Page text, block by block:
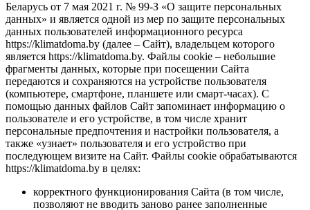
Беларусь от 7 мая 2021 г. № 99-З «О защите персональных
данных» и является одной из мер по защите персональных
данных пользователей информационного ресурса
https://klimatdoma.by (далее – Сайт), владельцем которого
является https://klimatdoma.by. Файлы cookie – небольшие
фрагменты данных, которые при посещении Сайта
передаются и сохраняются на устройстве пользователя
(компьютере, смартфоне, планшете или смарт-часах). С
помощью данных файлов Сайт запоминает информацию о
пользователе и его устройстве, в том числе хранит
персональные предпочтения и настройки пользователя, а
также «узнает» пользователя и его устройство при
последующем визите на Сайт. Файлы cookie обрабатываются
https://klimatdoma.by в целях:
корректного функционирования Сайта (в том числе,
позволяют не вводить заново ранее заполненные